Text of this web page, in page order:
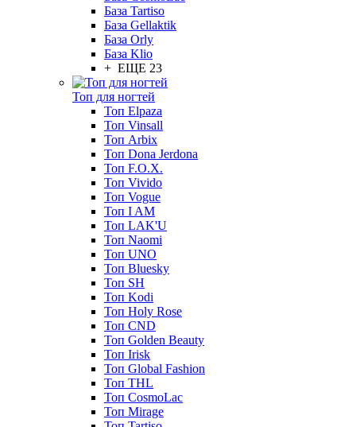
База Tartiso
База Gellaktik
База Orly
База Klio
+ ЕЩЕ 23
Топ для ногтей
Топ Elpaza
Топ Vinsall
Топ Arbix
Топ Dona Jerdona
Топ F.O.X.
Топ Vivido
Топ Vogue
Топ I AM
Топ LAK'U
Топ Naomi
Топ UNO
Топ Bluesky
Топ SH
Топ Kodi
Топ Holy Rose
Топ CND
Топ Golden Beauty
Топ Irisk
Топ Global Fashion
Топ THL
Топ CosmoLac
Топ Mirage